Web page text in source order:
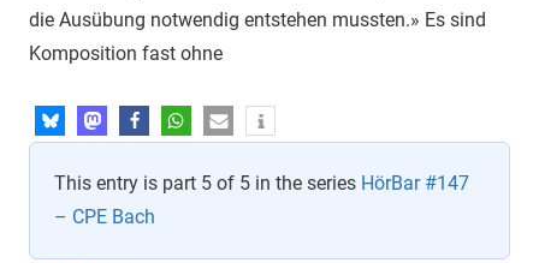
die Ausübung notwendig entstehen mussten.» Es sind
Komposition fast ohne
This entry is part 5 of 5 in the series HörBar #147
– CPE Bach